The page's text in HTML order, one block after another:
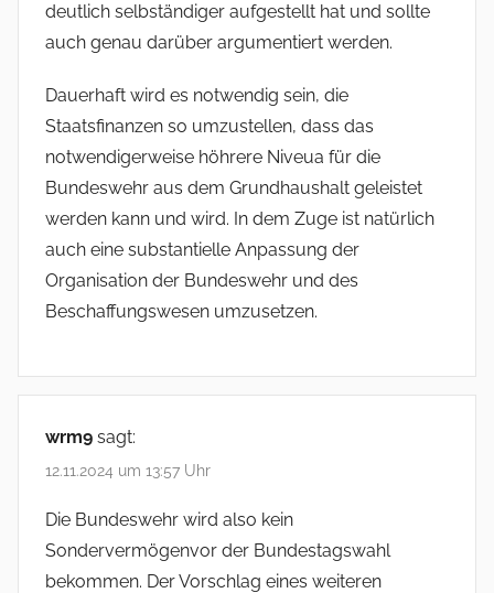
deutlich selbständiger aufgestellt hat und sollte
auch genau darüber argumentiert werden.
Dauerhaft wird es notwendig sein, die
Staatsfinanzen so umzustellen, dass das
notwendigerweise höhrere Niveua für die
Bundeswehr aus dem Grundhaushalt geleistet
werden kann und wird. In dem Zuge ist natürlich
auch eine substantielle Anpassung der
Organisation der Bundeswehr und des
Beschaffungswesen umzusetzen.
wrm9 sagt:
12.11.2024 um 13:57 Uhr
Die Bundeswehr wird also kein
Sondervermögenvor der Bundestagswahl
bekommen. Der Vorschlag eines weiteren